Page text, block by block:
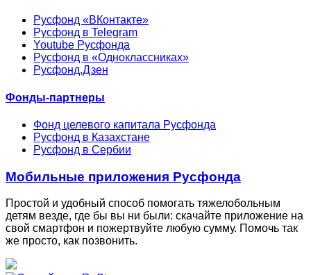
Русфонд «ВКонтакте»
Русфонд в Telegram
Youtube Русфонда
Русфонд в «Одноклассниках»
Русфонд.Дзен
Фонды-партнеры
Фонд целевого капитала Русфонда
Русфонд в Казахстане
Русфонд в Сербии
Мобильные приложения Русфонда
Простой и удобный способ помогать тяжелобольным
детям везде, где бы вы ни были: скачайте приложение на
свой смартфон и пожертвуйте любую сумму. Помочь так
же просто, как позвонить.